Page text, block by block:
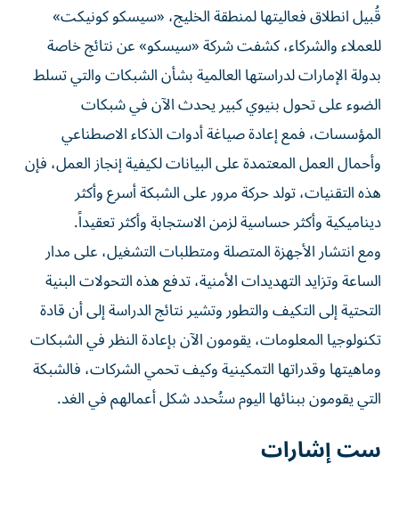
قُبيل انطلاق فعاليتها لمنطقة الخليج، «سيسكو كونيكت»
للعملاء والشركاء، كشفت شركة «سيسكو» عن نتائج خاصة
بدولة الإمارات لدراستها العالمية بشأن الشبكات والتي تسلط
الضوء على تحول بنيوي كبير يحدث الآن في شبكات
المؤسسات، فمع إعادة صياغة أدوات الذكاء الاصطناعي
وأحمال العمل المعتمدة على البيانات لكيفية إنجاز العمل، فإن
هذه التقنيات، تولد حركة مرور على الشبكة أسرع وأكثر
ديناميكية وأكثر حساسية لزمن الاستجابة وأكثر تعقيداً.
ومع انتشار الأجهزة المتصلة ومتطلبات التشغيل، على مدار
الساعة وتزايد التهديدات الأمنية، تدفع هذه التحولات البنية
التحتية إلى التكيف والتطور وتشير نتائج الدراسة إلى أن قادة
تكنولوجيا المعلومات، يقومون الآن بإعادة النظر في الشبكات
وماهيتها وقدراتها التمكينية وكيف تحمي الشركات، فالشبكة
التي يقومون ببنائها اليوم ستُحدد شكل أعمالهم في الغد.
ست إشارات